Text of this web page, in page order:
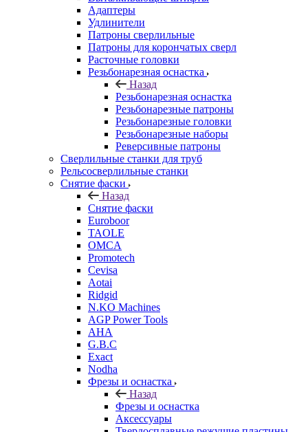
Адаптеры
Удлинители
Патроны сверлильные
Патроны для корончатых сверл
Расточные головки
Резьбонарезная оснастка
Назад
Резьбонарезная оснастка
Резьбонарезные патроны
Резьбонарезные головки
Резьбонарезные наборы
Реверсивные патроны
Сверлильные станки для труб
Рельсосверлильные станки
Снятие фаски
Назад
Снятие фаски
Euroboor
TAOLE
OMCA
Promotech
Cevisa
Aotai
Ridgid
N.KO Machines
AGP Power Tools
AHA
G.B.C
Exact
Nodha
Фрезы и оснастка
Назад
Фрезы и оснастка
Аксессуары